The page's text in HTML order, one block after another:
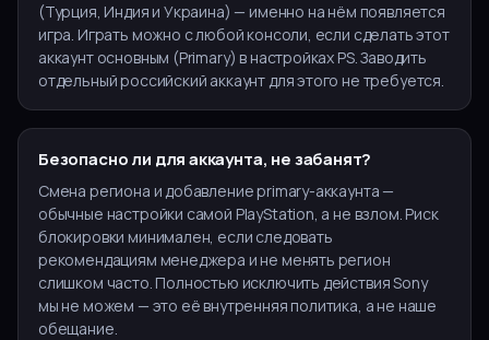
(Турция, Индия и Украина) — именно на нём появляется
игра. Играть можно с любой консоли, если сделать этот
аккаунт основным (Primary) в настройках PS. Заводить
отдельный российский аккаунт для этого не требуется.
Безопасно ли для аккаунта, не забанят?
Смена региона и добавление primary-аккаунта —
обычные настройки самой PlayStation, а не взлом. Риск
блокировки минимален, если следовать
рекомендациям менеджера и не менять регион
слишком часто. Полностью исключить действия Sony
мы не можем — это её внутренняя политика, а не наше
обещание.